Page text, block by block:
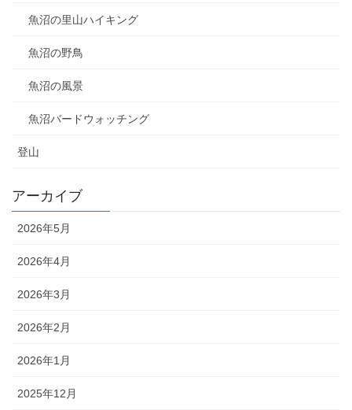
魚沼の里山ハイキング
魚沼の野鳥
魚沼の風景
魚沼バードウォッチング
登山
アーカイブ
2026年5月
2026年4月
2026年3月
2026年2月
2026年1月
2025年12月